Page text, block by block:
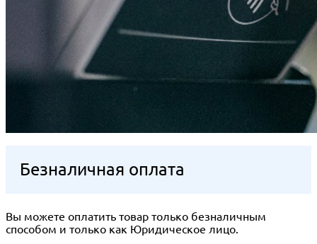
Безналичная оплата
Вы можете оплатить товар только безналичным
способом и только как Юридическое лицо.